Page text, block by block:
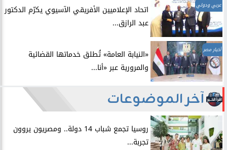
عربي ودولي
اتحاد الإعلاميين الأفريقي الآسيوي يكرّم الدكتور
عبد الرازق...
أخبار مصر
​«النيابة العامة» تُطلق خدماتها القضائية
والمرورية عبر «أنا...
آخر الموضوعات
روسيا تجمع شباب 14 دولة.. ومصريون يروون
تجربة...